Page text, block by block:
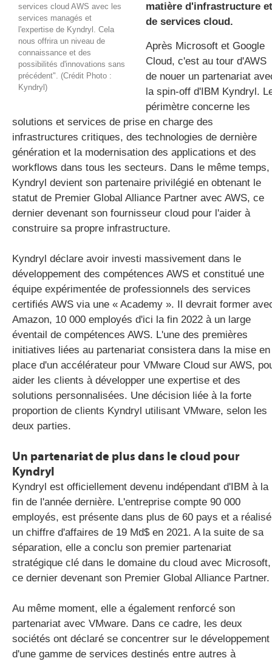
services cloud AWS avec les
services managés et
l'expertise de Kyndryl. Cela
nous offrira un niveau de
connaissance et des
possibilités d'innovations sans
précédent". (Crédit Photo :
Kyndryl)
matière d'infrastructure et
de services cloud.
Après Microsoft et Google
Cloud, c'est au tour d'AWS
de nouer un partenariat
la spin-off d'IBM Kyndryl.
périmètre concerne les
solutions et services de prise en charge des
infrastructures critiques, des technologies de dernière
génération et la modernisation des applications et des
workflows dans tous les secteurs. Dans le même temps,
Kyndryl devient son partenaire privilégié en obtenant le
statut de Premier Global Alliance Partner avec AWS, ce
dernier devenant son fournisseur cloud pour l'aider à
construire sa propre infrastructure.
Kyndryl déclare avoir investi massivement dans le
développement des compétences AWS et constitué une
équipe expérimentée de professionnels des services
certifiés AWS via une « Academy ». Il devrait former
Amazon, 10 000 employés d'ici la fin 2022 à un large
éventail de compétences AWS. L'une des premières
initiatives liées au partenariat consistera dans la mise en
place d'un accélérateur pour VMware Cloud sur AWS,
aider les clients à développer une expertise et des
solutions personnalisées. Une décision liée à la forte
proportion de clients Kyndryl utilisant VMware, selon les
deux parties.
Un partenariat de plus dans le cloud pour
Kyndryl
Kyndryl est officiellement devenu indépendant d'IBM à la
fin de l'année dernière. L'entreprise compte 90 000
employés, est présente dans plus de 60 pays et a réalisé
un chiffre d'affaires de 19 Md$ en 2021. A la suite de sa
séparation, elle a conclu son premier partenariat
stratégique clé dans le domaine du cloud avec Microsoft,
ce dernier devenant son Premier Global Alliance Partner.
Au même moment, elle a également renforcé son
partenariat avec VMware. Dans ce cadre, les deux
sociétés ont déclaré se concentrer sur le développement
d'une gamme de services destinés entre autres à